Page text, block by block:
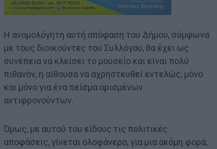
Η ανομολόγητη αυτή απόφαση του Δήμου, σύμφωνα
με τους διοικούντες του Συλλόγου, θα έχει ως
συνέπεια να κλείσει το μουσείο και είναι πολύ
πιθανόν, η αίθουσα να αχρηστευθεί εντελώς, μόνο
και μόνο για ένα πείσμα ορισμένων
αντιφρονούντων.
Όμως, με αυτού του είδους τις πολιτικές
αποφάσεις, γίνεται ολοφάνερο, για μια ακόμη φορά,